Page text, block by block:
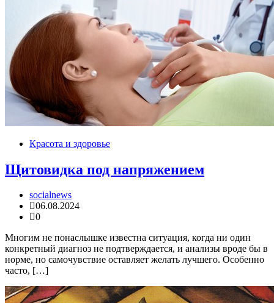
Красота и здоровье
Щитовидка под напряжением
socialnews
06.08.2024
0
Многим не понаслышке известна ситуация, когда ни один
конкретный диагноз не подтверждается, и анализы вроде бы в
норме, но самочувствие оставляет желать лучшего. Особенно
часто, […]